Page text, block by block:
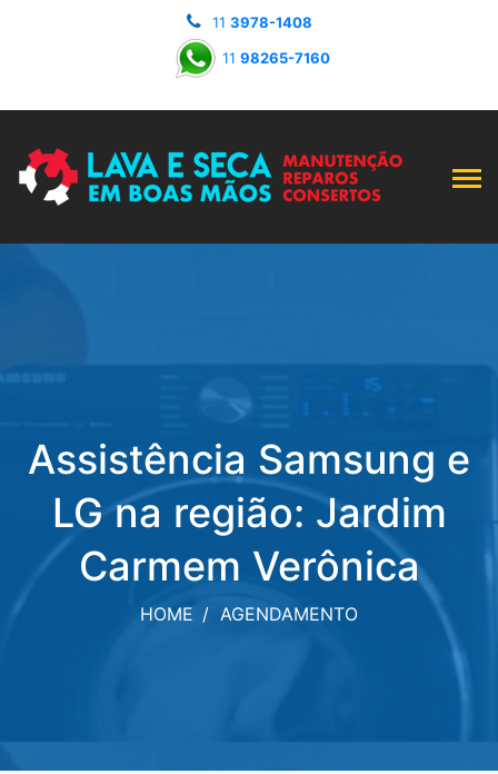
11 3978-1408
11 98265-7160
Assistência Samsung e
LG na região: Jardim
Carmem Verônica
HOME AGENDAMENTO